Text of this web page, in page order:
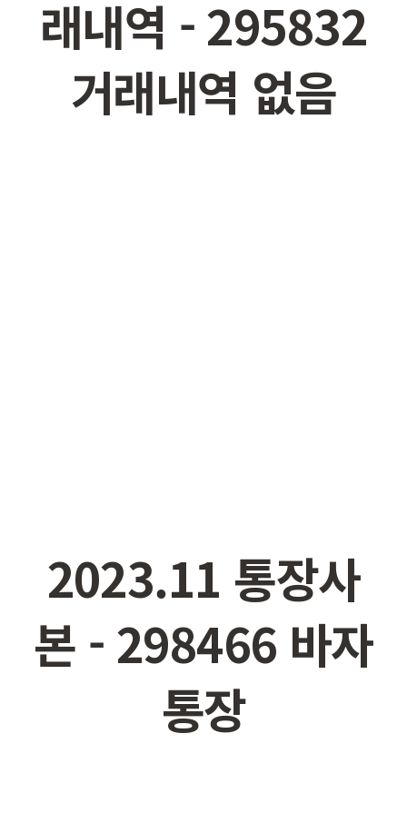
래내역 - 295832
거래내역 없음
2023.11 통장사
본 - 298466 바자
통장